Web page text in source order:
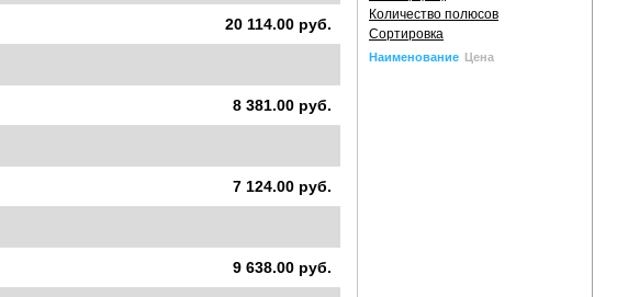
20 114.00 руб.
8 381.00 руб.
7 124.00 руб.
9 638.00 руб.
Количество полюсов
Сортировка
Наименование Цена